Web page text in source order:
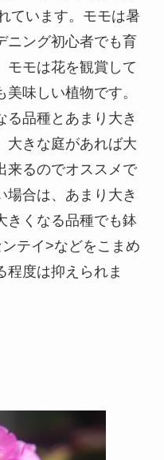
ています。モモは暑
ニング初心者でも育
モモは花を観賞して
味しい植物です。
る品種とあまり大き
大きな庭があれば大
来るのでオススメで
場合は、あまり大き
きくなる品種でも鉢
テイ>などをこまめ
程度は抑えられま